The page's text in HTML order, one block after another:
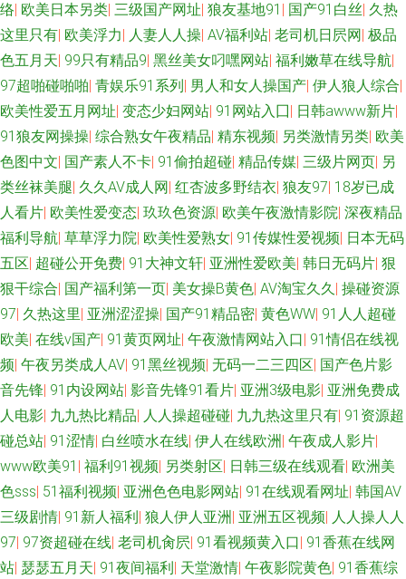
方成人AV无码 九一精品中文字幕 超碰在线a 微拍秒拍福利99 欧美日色 欧美
性爱专区 老司机色导航 韩国午夜福利剧场
络| 欧美日本另类| 三级国产网址| 狼友基地91 | 国产91白丝| 久热
这里只有| 欧美浮力| 人妻人人操| AV福利站| 老司机日屄网| 极品
色五月天| 99只有精品9| 黑丝美女叼嘿网站| 福利嫩草在线导航|
97超啪碰啪啪| 青娱乐91系列| 男人和女人操国产| 伊人狼人综合|
欧美性爱五月网址| 变态少妇网站| 91网站入囗| 日韩awww新片|
91狼友网操操| 综合熟女午夜精品| 精东视频| 另类激情另类| 欧美
色图中文| 国产素人不卡| 91偷拍超碰| 精品传媒| 三级片网页| 另
类丝袜美腿| 久久AV成人网| 红杏波多野结衣| 狼友97| 18岁已成
人看片| 欧美性爱变态| 玖玖色资源| 欧美午夜激情影院| 深夜精品
福利导航| 草草浮力院| 欧美性爱熟女| 91传媒性爱视频| 日本无码
五区| 超碰公开免费| 91大神文轩| 亚洲性爱欧美| 韩日无码片| 狠
狠干综合| 国产福利第一页| 美女操B黄色| AV淘宝久久| 操碰资源
97| 久热这里| 亚洲涩涩操| 国产91精品密| 黄色WW| 91人人超碰
欧美| 在线v国产| 91黄页网址| 午夜激情网站入口| 91情侣在线视
频| 午夜另类成人AV| 91黑丝视频| 无码一二三四区| 国产色片影
音先锋| 91内设网站| 影音先锋91看片| 亚洲3级电影| 亚洲免费成
人电影| 九九热比精品| 人人操超碰碰| 九九热这里只有| 91资源超
碰总站| 91涩情| 白丝喷水在线| 伊人在线欧洲 | 午夜成人影片|
www欧美91 | 福利91视频| 另类射区| 日韩三级在线观看| 欧洲美
色sss| 51福利视频| 亚洲色色电影网站| 91在线观看网址| 韩国AV
三级剧情| 91新人福利| 狼人伊人亚洲 | 亚洲五区视频| 人人操人人
97| 97资超碰在线| 老司机肏屄| 91看视频黄入口| 91香蕉在线网
站| 瑟瑟五月天| 91夜间福利| 天堂激情| 午夜影院黄色| 91香蕉综